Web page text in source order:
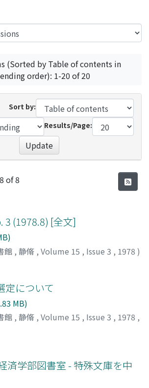
(Sorted by Table of contents in
order): 1-20 of 20
Sort by:
Results/Page:
Update
of 8
3 (1978.8) [全文]
館 , 静脩 , Volume 15 , Issue 3 , 1978 )
定について
MB)
館 , 静脩 , Volume 15 , Issue 3 , 1978 ,
済学部図書室 - 特殊文庫を中